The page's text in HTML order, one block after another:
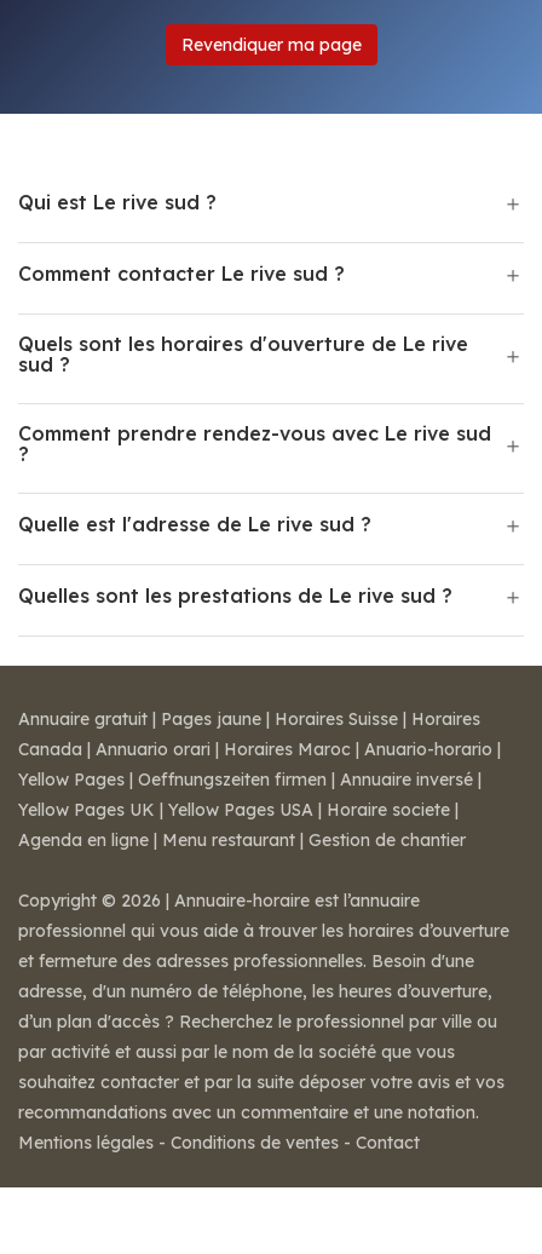
Revendiquer ma page
Qui est Le rive sud ?
Comment contacter Le rive sud ?
Quels sont les horaires d'ouverture de Le rive
sud ?
Comment prendre rendez-vous avec Le rive sud
?
Quelle est l'adresse de Le rive sud ?
Quelles sont les prestations de Le rive sud ?
Annuaire gratuit | Pages jaune | Horaires Suisse | Horaires
Canada | Annuario orari | Horaires Maroc | Anuario-horario |
Yellow Pages | Oeffnungszeiten firmen | Annuaire inversé |
Yellow Pages UK | Yellow Pages USA | Horaire societe |
Agenda en ligne | Menu restaurant | Gestion de chantier
Copyright © 2026 | Annuaire-horaire est l’annuaire
professionnel qui vous aide à trouver les horaires d’ouverture
et fermeture des adresses professionnelles. Besoin d'une
adresse, d'un numéro de téléphone, les heures d’ouverture,
d’un plan d'accès ? Recherchez le professionnel par ville ou
par activité et aussi par le nom de la société que vous
souhaitez contacter et par la suite déposer votre avis et vos
recommandations avec un commentaire et une notation.
Mentions légales - Conditions de ventes - Contact